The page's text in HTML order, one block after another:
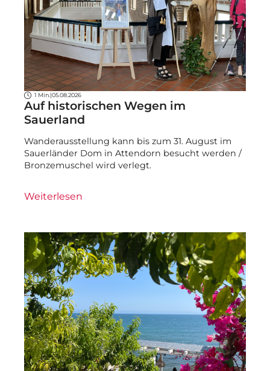
1 Min. |05.08.2026
Auf historischen Wegen im
Sauerland
Wanderausstellung kann bis zum 31. August im
Sauerländer Dom in Attendorn besucht werden /
Bronzemuschel wird verlegt.
Weiterlesen